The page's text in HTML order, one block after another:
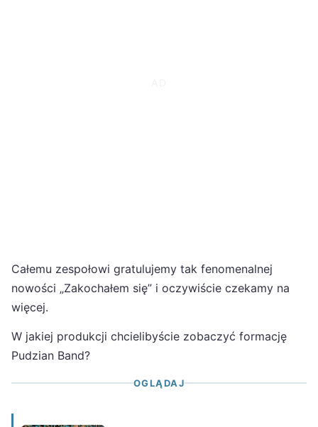
Całemu zespołowi gratulujemy tak fenomenalnej
nowości „Zakochałem się” i oczywiście czekamy na
więcej.
W jakiej produkcji chcielibyście zobaczyć formację
Pudzian Band?
OGLĄDAJ